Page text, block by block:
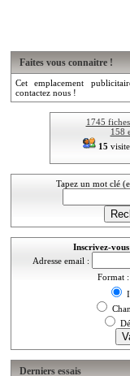
Faites vous connaitre !
Cet emplacement
contactez nous !
1745
158
15
Tapez un mot clé
Inscrivez-
Adresse email :
Format :
Derniers essais